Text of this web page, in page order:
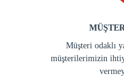
Müşteri odaklı
müşterilerimizin